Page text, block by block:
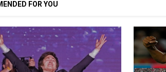
FOR YOU